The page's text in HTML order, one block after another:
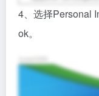
4、选择Personal
ok。